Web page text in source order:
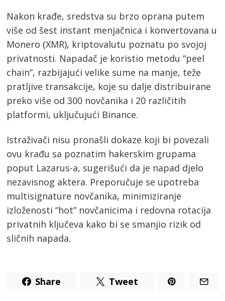
Nakon krađe, sredstva su brzo oprana putem
više od šest instant menjačnica i konvertovana u
Monero (XMR), kriptovalutu poznatu po svojoj
privatnosti. Napadač je koristio metodu “peel
chain”, razbijajući velike sume na manje, teže
pratljive transakcije, koje su dalje distribuirane
preko više od 300 novčanika i 20 različitih
platformi, uključujući Binance.​
Istraživači nisu pronašli dokaze koji bi povezali
ovu krađu sa poznatim hakerskim grupama
poput Lazarus-a, sugerišući da je napad djelo
nezavisnog aktera. Preporučuje se upotreba
multisignature novčanika, minimiziranje
izloženosti “hot” novčanicima i redovna rotacija
privatnih ključeva kako bi se smanjio rizik od
sličnih napada.
Share Tweet